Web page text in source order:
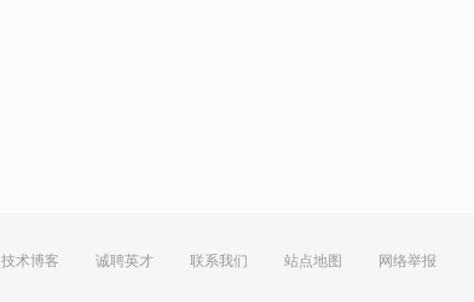
技术博客 诚聘英才 联系我们 站点地图 网络举报